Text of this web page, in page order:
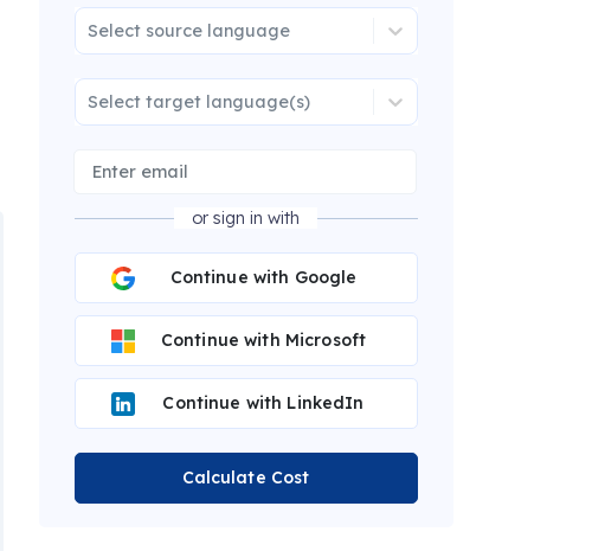
Select source language
Select target language(s)
or sign in with
Continue with Google
Continue with Microsoft
Continue with LinkedIn
Calculate Cost